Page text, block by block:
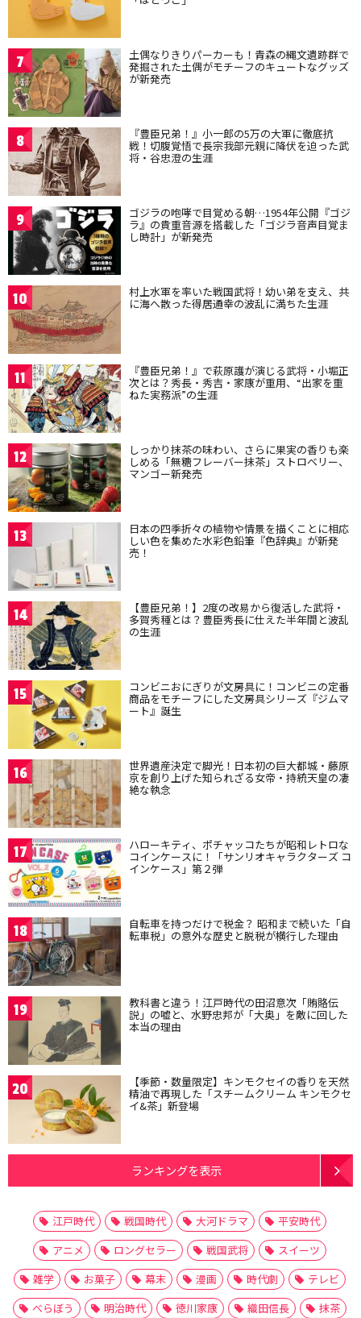
7 土偶なりきりパーカーも！青森の縄文遺跡群で
発掘された土偶がモチーフのキュートなグッズ
が新発売
8 『豊臣兄弟！』小一郎の5万の大軍に徹底抗
戦！切腹覚悟で長宗我部元親に降伏を迫った武
将・谷忠澄の生涯
9 ゴジラの咆哮で目覚める朝…1954年公開『ゴジ
ラ』の貴重音源を搭載した「ゴジラ音声目覚ま
し時計」が新発売
10 村上水軍を率いた戦国武将！幼い弟を支え、共
に海へ散った得居通幸の波乱に満ちた生涯
11 『豊臣兄弟！』で萩原護が演じる武将・小堀正
次とは？秀長・秀吉・家康が重用、“出家を重
ねた実務派”の生涯
12 しっかり抹茶の味わい、さらに果実の香りも楽
しめる「無糖フレーバー抹茶」ストロベリー、
マンゴー新発売
13 日本の四季折々の植物や情景を描くことに相応
しい色を集めた水彩色鉛筆『色辞典』が新発
売！
14 【豊臣兄弟！】2度の改易から復活した武将・
多賀秀種とは？豊臣秀長に仕えた半年間と波乱
の生涯
15 コンビニおにぎりが文房具に！コンビニの定番
商品をモチーフにした文房具シリーズ『ジムマ
ート』誕生
16 世界遺産決定で脚光！日本初の巨大都城・藤原
京を創り上げた知られざる女帝・持統天皇の凄
絶な執念
17 ハローキティ、ポチャッコたちが昭和レトロな
コインケースに！「サンリオキャラクターズ コ
インケース」第２弾
18 自転車を持つだけで税金？ 昭和まで続いた「自
転車税」の意外な歴史と脱税が横行した理由
19 教科書と違う！江戸時代の田沼意次「賄賂伝
説」の嘘と、水野忠邦が「大奥」を敵に回した
本当の理由
20 【季節・数量限定】キンモクセイの香りを天然
精油で再現した「スチームクリーム キンモクセ
イ&茶」新登場
ランキングを表示
江戸時代 戦国時代 大河ドラマ
平安時代
アニメ
ロングセラー 戦国武将
スイーツ
雑学
お菓子 幕末 漫画 時代劇
テレビ
べらぼう
明治時代 徳川家康 織田信長
抹茶